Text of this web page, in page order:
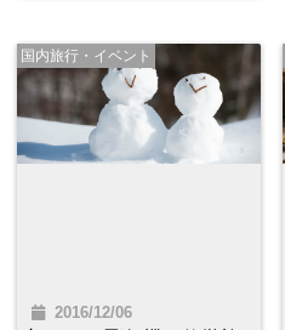
国内旅行・イベント
2016/12/06